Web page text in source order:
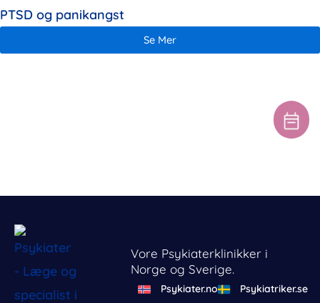
PTSD og panikangst
Se Mer
Vore Psykiaterklinikker i
Norge og Sverige.
Psykiater.no Psykiatriker.se
Behandl dit samtykke